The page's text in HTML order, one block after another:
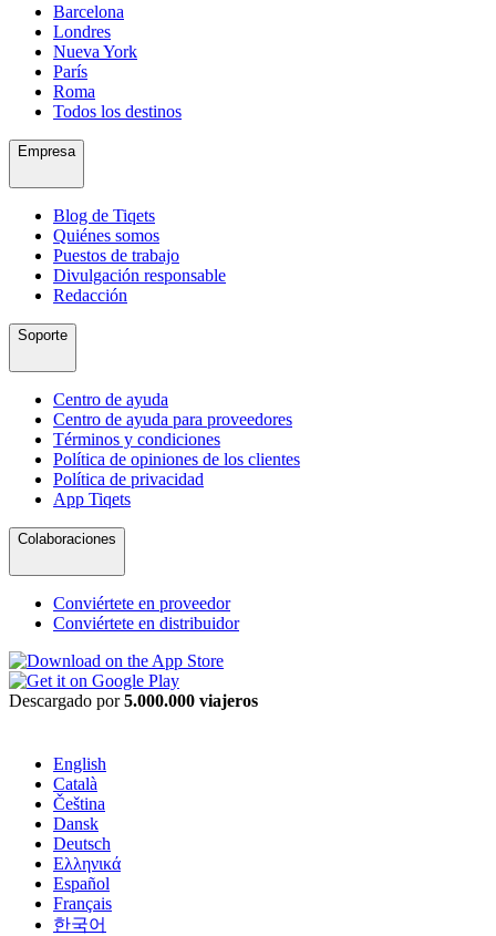
Barcelona
Londres
Nueva York
París
Roma
Todos los destinos
Empresa
Blog de Tiqets
Quiénes somos
Puestos de trabajo
Divulgación responsable
Redacción
Soporte
Centro de ayuda
Centro de ayuda para proveedores
Términos y condiciones
Política de opiniones de los clientes
Política de privacidad
App Tiqets
Colaboraciones
Conviértete en proveedor
Conviértete en distribuidor
Descargado por5.000.000 viajeros
English
Català
Čeština
Dansk
Deutsch
Ελληνικά
Español
Français
한국어